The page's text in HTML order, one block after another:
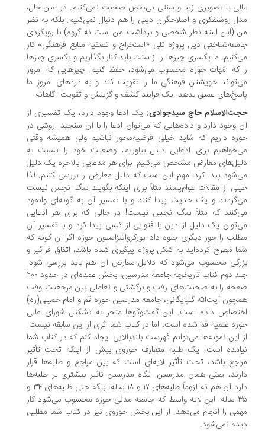
با تصویری زیبا و سنتی بی‌نقص صحبت نمی‌کنیم. در عین حال،
روشنفکری و اصلاحگران دینی را هم دنبال نمی‌کنیم. بلکه به نظر
(این البته نظر شخصی و برداشت من است نه گروه) با رویکردی
ذیل پروژه کلی «استخراج و تصفیه منابع فرهنگی» کار
ما یکسری چیزها را از سنت باید کنار بگذاریم و یکسری چیزها
که امّهات حوزه محسوب می‌شود، حفظ کنیم. چیزهایی که امروز
خویشتن فرهنگی ما را تقویت کند و به دردهای امروز ما
عمیق بدهد. یک فرایند کشف و گزینش و تقویت آگاهانه.
حاج‌ سیدجوادی:یک ادعا وجود دارد، یک تفسیری از
وجود دارد و داده‌هایی که می‌توان ادعا را با آن سنجید. روشی در
داریم که شاید خیلی فرضیه‌محور نباشیم ولی همیشه وقتی
برای ادعایی دلیل بیاوریم، وضعیت خود را نسبت به
معارض مشخص می‌کنیم. برای هر مدعایی بالاخره یک دلیل
پیدا کرد! مهم این است که دلیل معارض را بررسی کنیم. لذا
از مقالات عوام‌پسند مثلاً برای اینکه بگویند سگ نجس نیست
و یک حدیث پیدا کنند و با تفسیر آن به گونه‌ای وانمود
که مثلاً سگ نجس نیست! در حالی که برای هر ادعایی
یک دلیل از دین یا فتوایی از کسی پیدا کرد و با تفسیر آن
را جور دیگری جلوه داد. بورکرواتیزاسیون حوزه اگر آن گونه که
مطرح کرده‌اید به شکل پروژه پیگیری شده باشد، اتفاق فراگیر و
محسوب می‌شود که دلایل معارض آن هم باید بررسی شود.
جلد دوم کتاب تاریخچه جامعه مدرسین، بخش عمده‌ای در حدود ۲۰۰
را به صحبت‌های رفت و برگشتی و تعاملی بین مرجعیت وقت
آیت‌الله گلپایگانی، جامعه مدرسین حوزه قم و امام خمینی(ره)
داده است. این گفت‌وگوها منجر به تشکیل شورای عالی
علمیه قم شده است، اما در کتاب شما اثری از این سابقه نیست.
این‌ نمونه‌ها می‌توانم فهرست بلندبالایی ایجاد کنم که در کتاب شما
است. یک طلبه متعارف حوزوی بیش از اینکه تحت تأثیر
باشد، تحت تأثیر لایه‌ای است که بین مراجع و طلبه‌ها قرار
یعنی همان مدرسین. نگاه مدرسین تأثیر بیشتری بر طلبه‌ها
دارد آن هم نه لزوماً طلبه‌های ۱۷ و ۱۸ ساله، بلکه حتی طلبه‌های ۳۴ و
۳۵ ساله. این لایه واسط که جامعه مدنی حوزه محسوب می‌شود کار
را انجام می‌‌دهد. از این بخش حوزوی نیز در کتاب شما مطلبی
نمی‌شود.